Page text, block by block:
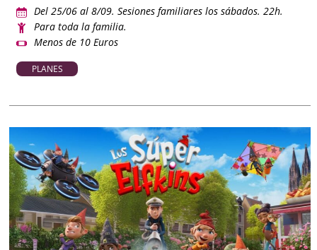
Del 25/06 al 8/09. Sesiones familiares los sábados. 22h.
Para toda la familia.
Menos de 10 Euros
PLANES